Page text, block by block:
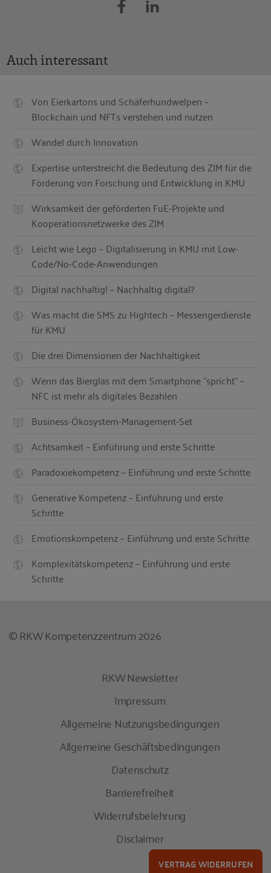
Auch interessant
Von Eierkartons und Schäferhundwelpen –
Blockchain und NFTs verstehen und nutzen
Wandel durch Innovation
Expertise unterstreicht die Bedeutung des ZIM für die
Förderung von Forschung und Entwicklung in KMU
Wirksamkeit der geförderten FuE-Projekte und
Kooperationsnetzwerke des ZIM
Leicht wie Lego – Digitalisierung in KMU mit Low-
Code/No-Code-Anwendungen
Digital nachhaltig! – Nachhaltig digital?
Was macht die SMS zu Hightech – Messengerdienste
für KMU
Die drei Dimensionen der Nachhaltigkeit
Wenn das Bierglas mit dem Smartphone "spricht" –
NFC ist mehr als digitales Bezahlen
Business-Ökosystem-Management-Set
Achtsamkeit – Einführung und erste Schritte
Paradoxiekompetenz – Einführung und erste Schritte
Generative Kompetenz – Einführung und erste
Schritte
Emotionskompetenz – Einführung und erste Schritte
Komplexitätskompetenz – Einführung und erste
Schritte
© RKW Kompetenzzentrum 2026
RKW Newsletter
Impressum
Allgemeine Nutzungsbedingungen
Allgemeine Geschäftsbedingungen
Datenschutz
Barrierefreiheit
Widerrufsbelehrung
Disclaimer
VERTRAG WIDERRUFEN